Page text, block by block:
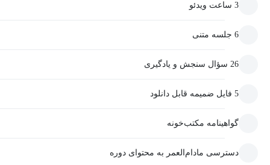
3 ساعت ویدئو
6 جلسه متنی
26 سؤال سنجش و یادگیری
5 فایل ضمیمه قابل دانلود
گواهینامه مکتب‌خونه
دسترسی مادام‌العمر به محتوای دوره